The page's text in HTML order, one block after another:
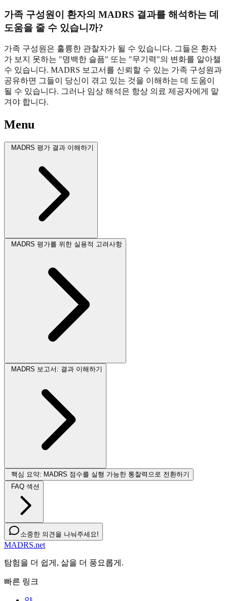
가족 구성원이 환자의 MADRS 결과를 해석하는 데
도움을 줄 수 있습니까?
가족 구성원은 훌륭한 관찰자가 될 수 있습니다. 그들은 환자
가 보지 못하는 "명백한 슬픔" 또는 "무기력"의 변화를 알아챌
수 있습니다. MADRS 보고서를 신뢰할 수 있는 가족 구성원과
공유하면 그들이 당신이 겪고 있는 것을 이해하는 데 도움이
될 수 있습니다. 그러나 임상 해석은 항상 의료 제공자에게 맡
겨야 합니다.
Menu
MADRS 평가 결과 이해하기
MADRS 평가를 위한 실용적 고려사항
MADRS 보고서: 결과 이해하기
핵심 요약: MADRS 점수를 실행 가능한 통찰력으로 전환하기
FAQ 섹션
소중한 의견을 나눠주세요!
MADRS.net
탐험을 더 쉽게, 삶을 더 풍요롭게.
빠른 링크